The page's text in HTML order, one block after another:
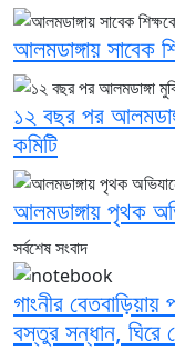
আলমডাঙ্গায় সাবেক
১২ বছর পর
কমিটি
আলমডাঙ্গায় পৃথক
সর্বশেষ সংবাদ
গাংনীর
বস্তুর সন্ধান, ঘিরে